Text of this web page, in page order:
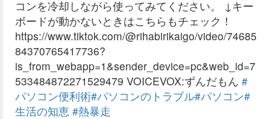
コンを冷却しながら使ってみてください。 ↓キー
ボードが動かないときはこちらもチェック！
https://www.tiktok.com/@rihabirikaigo/video/74685
84370765417736?
is_from_webapp=1&sender_device=pc&web_id=7
533484872271529479 VOICEVOX:ずんだもん #
パソコン便利術#パソコンのトラブル#パソコン#
生活の知恵 #熱暴走